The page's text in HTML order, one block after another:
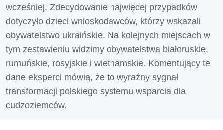
wcześniej. Zdecydowanie najwięcej przypadków
dotyczyło dzieci wnioskodawców, którzy wskazali
obywatelstwo ukraińskie. Na kolejnych miejscach w
tym zestawieniu widzimy obywatelstwa białoruskie,
rumuńskie, rosyjskie i wietnamskie. Komentujący te
dane eksperci mówią, że to wyraźny sygnał
transformacji polskiego systemu wsparcia dla
cudzoziemców.